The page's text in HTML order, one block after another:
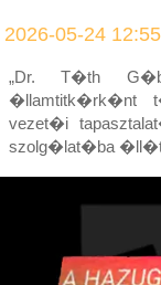
2026-05-24 12:55
„Dr. T�th
�llamtitk�rk�nt
vezet�i
szolg�lat�ba